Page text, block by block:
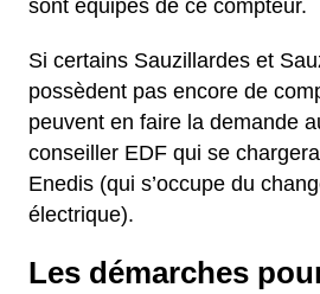
sont équipés de ce compteur.
Si certains Sauzillardes et
possèdent pas encore de
peuvent en faire la demande
conseiller EDF qui se
Enedis (qui s’occupe du
électrique).
Les démarches